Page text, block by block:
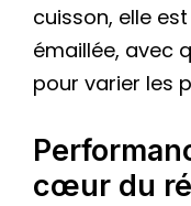
cuisson, elle
émaillée, avec
pour varier les
cœur du